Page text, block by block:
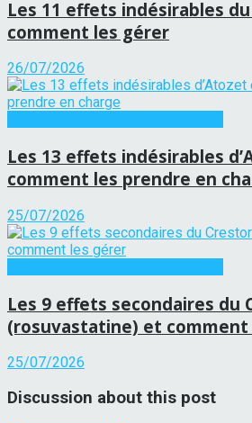
Les 11 effets indésirables
comment les gérer
26/07/2026
Les 13 effets indésirables
comment les prendre en
25/07/2026
Les 9 effets secondaires du
(rosuvastatine) et
25/07/2026
Discussion about this post